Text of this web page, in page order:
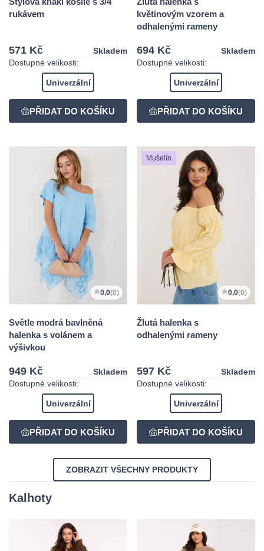
rukávem
571 Kč
Skladem
Dostupné velikosti:
Univerzální
květinovým vzorem a
odhalenými rameny
694 Kč
Skladem
Dostupné velikosti:
Univerzální
0,0(0)
Světle modrá bavlněná
halenka s volánem a
výšivkou
949 Kč
Skladem
Dostupné velikosti:
Univerzální
Mušelín
0,0(0)
Žlutá halenka s
odhalenými rameny
597 Kč
Skladem
Dostupné velikosti:
Univerzální
ZOBRAZIT VŠECHNY PRODUKTY
Kalhoty